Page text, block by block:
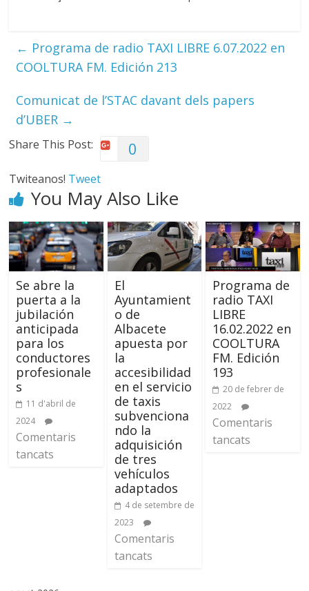
← Programa de radio TAXI LIBRE 6.07.2022 en
COOLTURA FM. Edición 213
Comunicat de l’STAC davant dels papers
d’UBER →
Share This Post: 0
Twiteanos! Tweet
You May Also Like
Se abre la
puerta a la
jubilación
anticipada
para los
conductores
profesionale
s
11 d'abril de
2024
Comentaris
tancats
El
Ayuntamient
o de
Albacete
apuesta por
la
accesibilidad
en el servicio
de taxis
subvenciona
ndo la
adquisición
de tres
vehículos
adaptados
4 de setembre de
2023
Comentaris
tancats
Programa de
radio TAXI
LIBRE
16.02.2022 en
COOLTURA
FM. Edición
193
20 de febrer de
2022
Comentaris
tancats